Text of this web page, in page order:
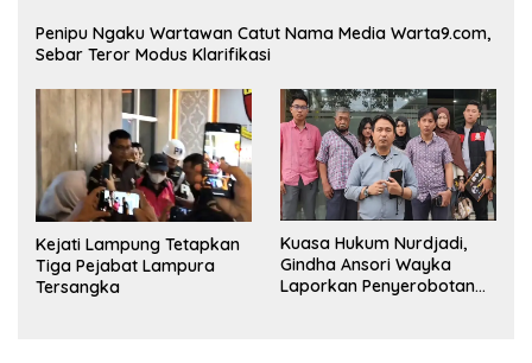
Penipu Ngaku Wartawan Catut Nama Media Warta9.com,
Sebar Teror Modus Klarifikasi
Kejati Lampung Tetapkan
Tiga Pejabat Lampura
Tersangka
Kuasa Hukum Nurdjadi,
Gindha Ansori Wayka
Laporkan Penyerobotan